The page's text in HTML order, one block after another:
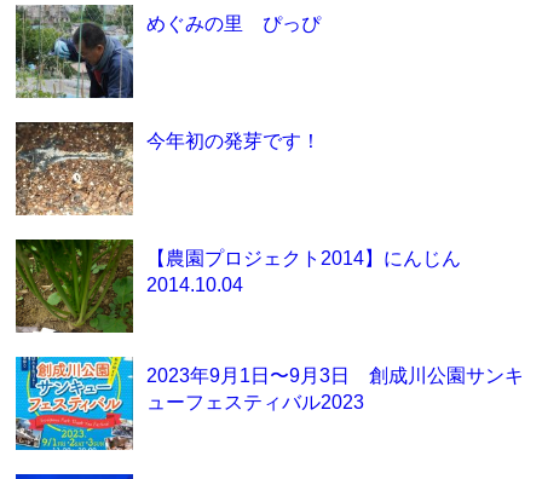
めぐみの里 ぴっぴ
今年初の発芽です！
【農園プロジェクト2014】にんじん
2014.10.04
2023年9月1日〜9月3日 創成川公園サンキ
ューフェスティバル2023